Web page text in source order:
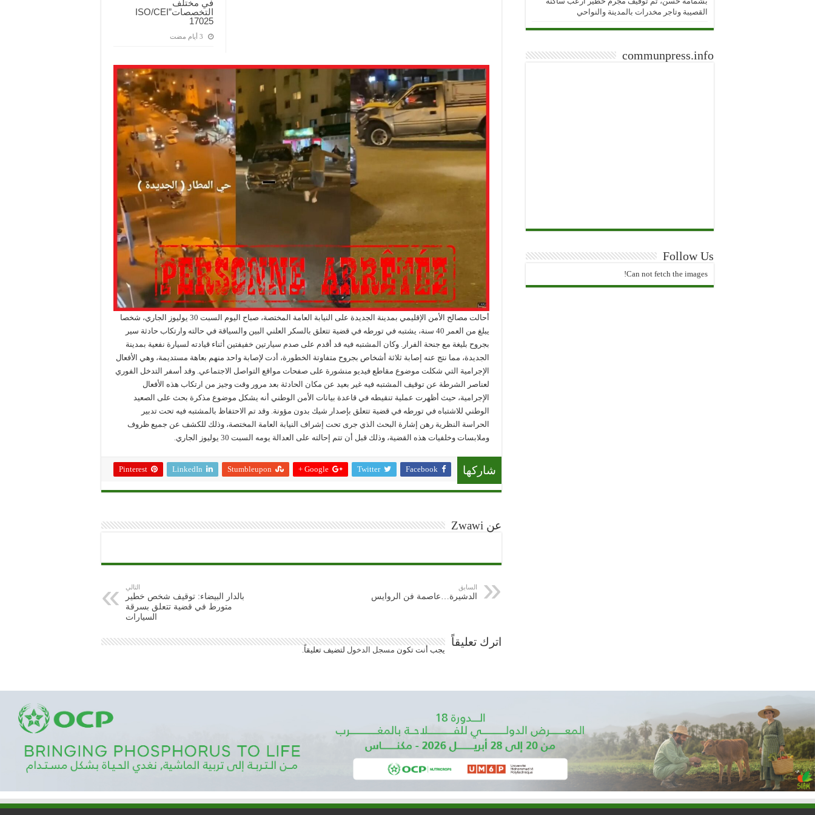
في مختلف
التخصصات”ISO/CEI
17025
أحالت مصالح الأمن الإقليمي بمدينة الجديدة على النيابة العامة المختصة، صباح اليوم السبت 30 يوليوز الجاري، شخصا
يبلغ من العمر 40 سنة، يشتبه في تورطه في قضية تتعلق بالسكر العلني البين والسياقة في حالته وارتكاب حادثة سير
بجروح بليغة مع جنحة الفرار. وكان المشتبه فيه قد أقدم على صدم سيارتين خفيفتين أثناء قيادته لسيارة نفعية بمدينة
الجديدة، مما نتج عنه إصابة ثلاثة أشخاص بجروح متفاوتة الخطورة، أدت لإصابة واحد منهم بعاهة مستديمة، وهي الأفعال
الإجرامية التي شكلت موضوع مقاطع فيديو منشورة على صفحات مواقع التواصل الاجتماعي. وقد أسفر التدخل الفوري
لعناصر الشرطة عن توقيف المشتبه فيه غير بعيد عن مكان الحادثة بعد مرور وقت وجيز من ارتكاب هذه الأفعال
الإجرامية، حيث أظهرت عملية تنقيطه في قاعدة بيانات الأمن الوطني أنه يشكل موضوع مذكرة بحث على الصعيد
الوطني للاشتباه في تورطه في قضية تتعلق بإصدار شيك بدون مؤونة. وقد تم الاحتفاظ بالمشتبه فيه تحت تدبير
الحراسة النظرية رهن إشارة البحث الذي جرى تحت إشراف النيابة العامة المختصة، وذلك للكشف عن جميع ظروف
وملابسات وخلفيات هذه القضية، وذلك قبل أن تتم إحالته على العدالة يومه السبت 30 يوليوز الجاري.
شاركها Facebook
Twitter
Google +
Stumbleupon
LinkedIn
Pinterest
عن Zwawi
السابق
الدشيرة…عاصمة فن الروايس
التالي
بالدار البيضاء: توقيف شخص خطير
متورط في قضية تتعلق بسرقة
السيارات
اترك تعليقاً
يجب أنت تكون مسجل الدخول لتضيف تعليقاً.
القصيبة وتاجر مخدرات بالمدينة والنواحي
communpress.info
Follow Us
Can not fetch the images!